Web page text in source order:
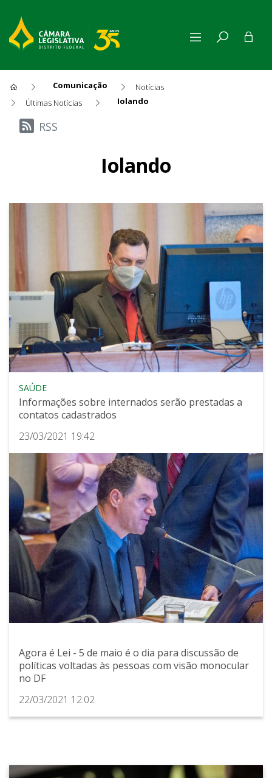
Comunicação
Notícias
Últimas Notícias
Iolando
Últimas Notícias
RSS
Iolando
SAÚDE
Informações sobre internados serão prestadas a
contatos cadastrados
23/03/2021 19:42
Agora é Lei - 5 de maio é o dia para discussão de
políticas voltadas às pessoas com visão monocular
no DF
22/03/2021 12:02